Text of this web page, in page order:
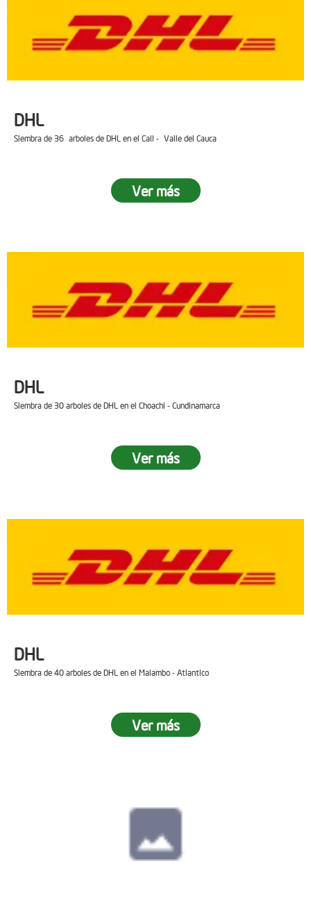
DHL
Siembra de 36 arboles de DHL en el Cali - Valle del Cauca
Ver más
DHL
Siembra de 30 arboles de DHL en el Choachi - Cundinamarca
Ver más
DHL
Siembra de 40 arboles de DHL en el Malambo - Atlantico
Ver más